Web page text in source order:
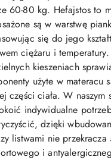
60-80 kg. Hefajstos to
są w warstwę
się do jego
ciężaru i
kieszeniach
użyte w materacu
części ciała. W
indywidualne
dzięki
listwami nie
i